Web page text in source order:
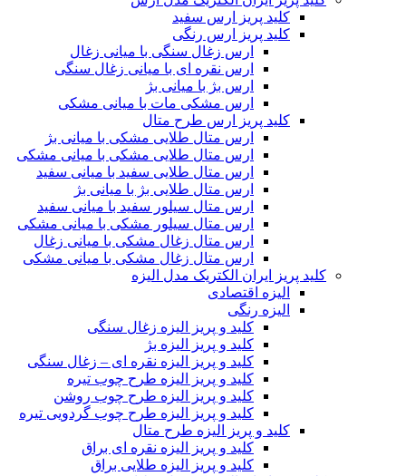
کلید پریز ارس سفید
کلید پریز ارس رنگی
ارس زغال سنگی با میانی زغال
ارس نقره ای با میانی زغال سنگی
ارس بژ با میانی بژ
ارس مشکی مات با میانی مشکی
کلید پریز ارس طرح متال
ارس متال طلایی مشکی با میانی بژ
ارس متال طلایی مشکی با میانی مشکی
ارس متال طلایی سفید با میانی سفید
ارس متال طلایی بژ با میانی بژ
ارس متال سیلور سفید با میانی سفید
ارس متال سیلور مشکی با میانی مشکی
ارس متال زغال مشکی با میانی زغال
ارس متال زغال مشکی با میانی مشکی
کلید پریز ایران الکتریک مدل الیزه
الیزه اقتصادی
الیزه رنگی
کلید و پریز الیزه زغال سنگی
کلید و پریز الیزه بژ
کلید و پریز الیزه نقره ای – زغال سنگی
کلید و پریز الیزه طرح چوب تیره
کلید و پریز الیزه طرح چوب روشن
کلید و پریز الیزه طرح چوب گردویی تیره
کلید و پریز الیزه طرح متال
کلید و پریز الیزه نقره ای براق
کلید و پریز الیزه طلایی براق